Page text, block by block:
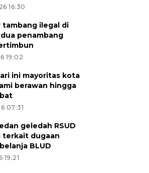
16:30
tambang ilegal di
penambang
19:02
ini mayoritas kota
berawan hingga
07:31
geledah RSUD
terkait dugaan
BLUD
19:21